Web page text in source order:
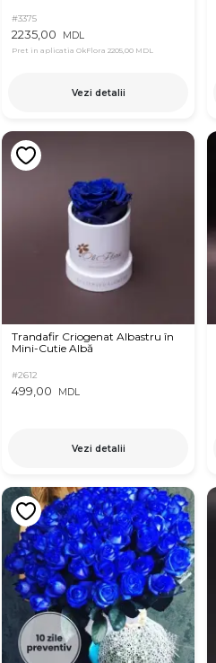
#3375
2235,00 MDL
Pret in aplicatia OkFlora 2205,00 MDL
Vezi detalii
Trandafir Criogenat Albastru în
Mini-Cutie Albă
#2612
499,00 MDL
Vezi detalii